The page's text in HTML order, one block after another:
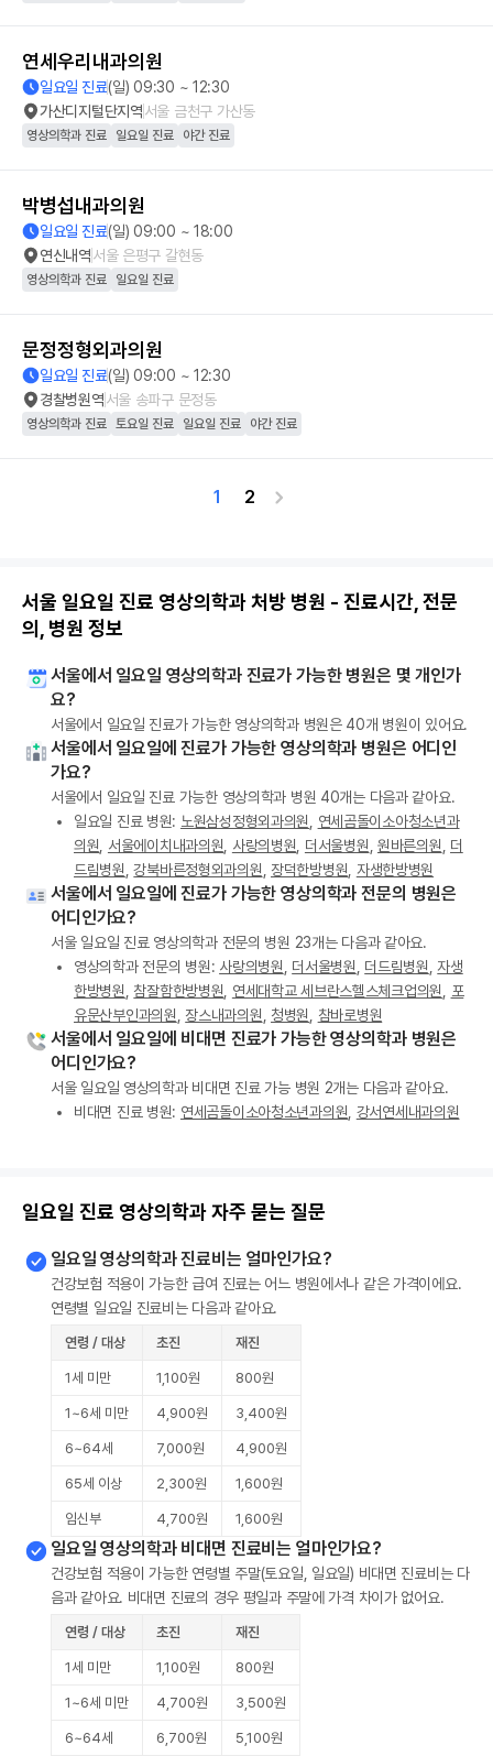
연세우리내과의원
일요일 진료(일) 09:30 ~ 12:30
가산디지털단지역서울 금천구 가산동
영상의학과 진료 일요일 진료 야간 진료
박병섭내과의원
일요일 진료(일) 09:00 ~ 18:00
연신내역서울 은평구 갈현동
영상의학과 진료 일요일 진료
문정정형외과의원
일요일 진료(일) 09:00 ~ 12:30
경찰병원역서울 송파구 문정동
영상의학과 진료 토요일 진료 일요일 진료 야간 진료
1 2
서울 일요일 진료 영상의학과 처방 병원 - 진료시간, 전문
의, 병원 정보
서울에서 일요일 영상의학과 진료가 가능한 병원은 몇 개인가
요?
서울에서 일요일 진료가 가능한 영상의학과 병원은 40개 병원이 있어요.
서울에서 일요일에 진료가 가능한 영상의학과 병원은 어디인
가요?
서울에서 일요일 진료 가능한 영상의학과 병원 40개는 다음과 같아요.
일요일 진료 병원: 노원삼성정형외과의원
연세곰돌이소아청소년과
의원
서울에이치내과의원 사랑의병원 더서울병원 원바른의원
더
드림병원 ,강북바른정형외과의원 장덕한방병원 자생한방병원
서울에서 일요일에 진료가 가능한 영상의학과 전문의 병원은
어디인가요?
서울 일요일 진료 영상의학과 전문의 병원 23개는 다음과 같아요.
영상의학과 전문의 병원: 사랑의병원 더서울병원 더드림병원
자생
한방병원
참잘함한방병원 연세대학교 세브란스헬스체크업의원
포
유문산부인과의원
장스내과의원 청병원 참바로병원
서울에서 일요일에 비대면 진료가 가능한 영상의학과 병원은
어디인가요?
서울 일요일 영상의학과 비대면 진료 가능 병원 2개는 다음과 같아요.
비대면 진료 병원: 연세곰돌이소아청소년과의원 강서연세내과의원
일요일 진료 영상의학과 자주 묻는 질문
일요일 영상의학과 진료비는 얼마인가요?
건강보험 적용이 가능한 급여 진료는 어느 병원에서나 같은 가격이에요.
연령별 일요일 진료비는 다음과 같아요.
연령 / 대상 초진 재진
1세 미만 1,100원 800원
1~6세 미만 4,900원 3,400원
6~64세 7,000원 4,900원
65세 이상 2,300원 1,600원
임신부 4,700원 1,600원
일요일 영상의학과 비대면 진료비는 얼마인가요?
건강보험 적용이 가능한 연령별 주말(토요일, 일요일) 비대면 진료비는 다
음과 같아요. 비대면 진료의 경우 평일과 주말에 가격 차이가 없어요.
연령 / 대상 초진 재진
1세 미만 1,100원 800원
1~6세 미만 4,700원 3,500원
6~64세 6,700원 5,100원